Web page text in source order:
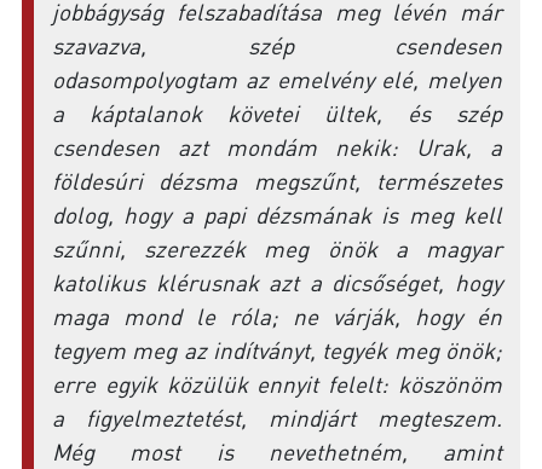
jobbágyság felszabadítása meg lévén már
szavazva, szép csendesen
odasompolyogtam az emelvény elé, melyen
a káptalanok követei ültek, és szép
csendesen azt mondám nekik: Urak, a
földesúri dézsma megszűnt, természetes
dolog, hogy a papi dézsmának is meg kell
szűnni, szerezzék meg önök a magyar
katolikus klérusnak azt a dicsőséget, hogy
maga mond le róla; ne várják, hogy én
tegyem meg az indítványt, tegyék meg önök;
erre egyik közülük ennyit felelt: köszönöm
a figyelmeztetést, mindjárt megteszem.
Még most is nevethetném, amint